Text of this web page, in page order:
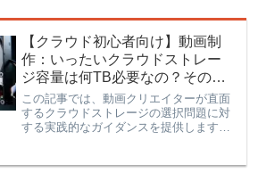
【クラウド初心者向け】動画制
作：いったいクラウドストレー
ジ容量は何TB必要なの？その答
えとは
この記事では、動画クリエイターが直面
するクラウドストレージの選択問題に対
する実践的なガイダンスを提供します。
選ぶ方法を解説します。